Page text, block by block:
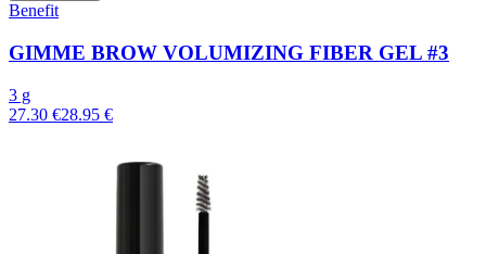
Benefit
GIMME BROW VOLUMIZING FIBER GEL #3
3 g
27.30 €28.95 €